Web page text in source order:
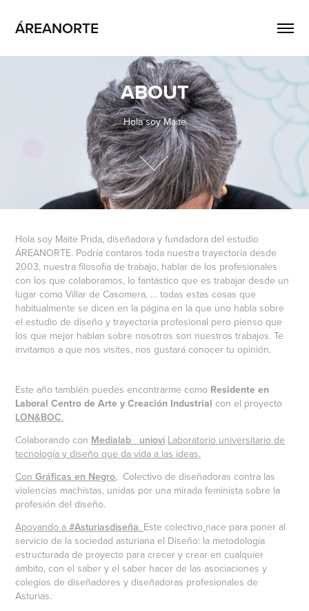
ÁREANORTE
ABOUT
Hola soy Maite
Hola soy Maite Prida, diseñadora y fundadora del estudio
ÁREANORTE. Podría contaros toda nuestra trayectoria desde
2003, nuestra filosofía de trabajo, hablar de los profesionales
con los que colaboramos, lo fantástico que es trabajar desde un
lugar como Villar de Casomera, … todas estas cosas que
habitualmente se dicen en la página en la que uno habla sobre
el estudio de diseño y trayectoria profesional pero pienso que
los que mejor hablan sobre nosotros son nuestros trabajos. Te
invitamos a que nos visites, nos gustará conocer tu opinión.
Este año también puedes encontrarme como Residente en
Laboral Centro de Arte y Creación Industrial con el proyecto
LON&BOC.
Colaborando con Medialab_ uniovi Laboratorio universitario de
tecnología y diseño que da vida a las ideas.
ConGráficas en Negro, Colectivo de diseñadoras contra las
violencias machistas, unidas por una mirada feminista sobre la
profesión del diseño.
Apoyando a#Asturiasdiseña. Este colectivo nace para poner al
servicio de la sociedad asturiana el Diseño: la metodología
estructurada de proyecto para crecer y crear en cualquier
ámbito, con el saber y el saber hacer de las asociaciones y
colegios de diseñadores y diseñadoras profesionales de
Asturias.